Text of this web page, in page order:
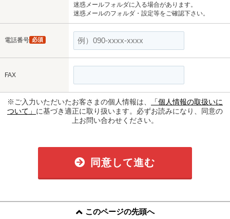
迷惑メールフォルダに入る場合があります。
迷惑メールのフォルダ・設定等をご確認下さい。
電話番号 必須
FAX
※ご入力いただいたお客さまの個人情報は、
「個人情報の取扱いに
ついて」 に基づき適正に取り扱います。必ずお読みになり、同意の
上お問い合わせください。
同意して進む
このページの先頭へ